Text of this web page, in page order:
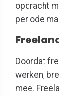
opdracht
periode
Doordat
werken,
mee.